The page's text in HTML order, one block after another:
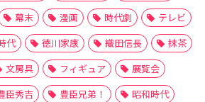
幕末 漫画 時代劇
テレビ
代 徳川家康 織田信長
抹茶
文房具 フィギュア
展覧会
臣秀吉 豊臣兄弟！
昭和時代